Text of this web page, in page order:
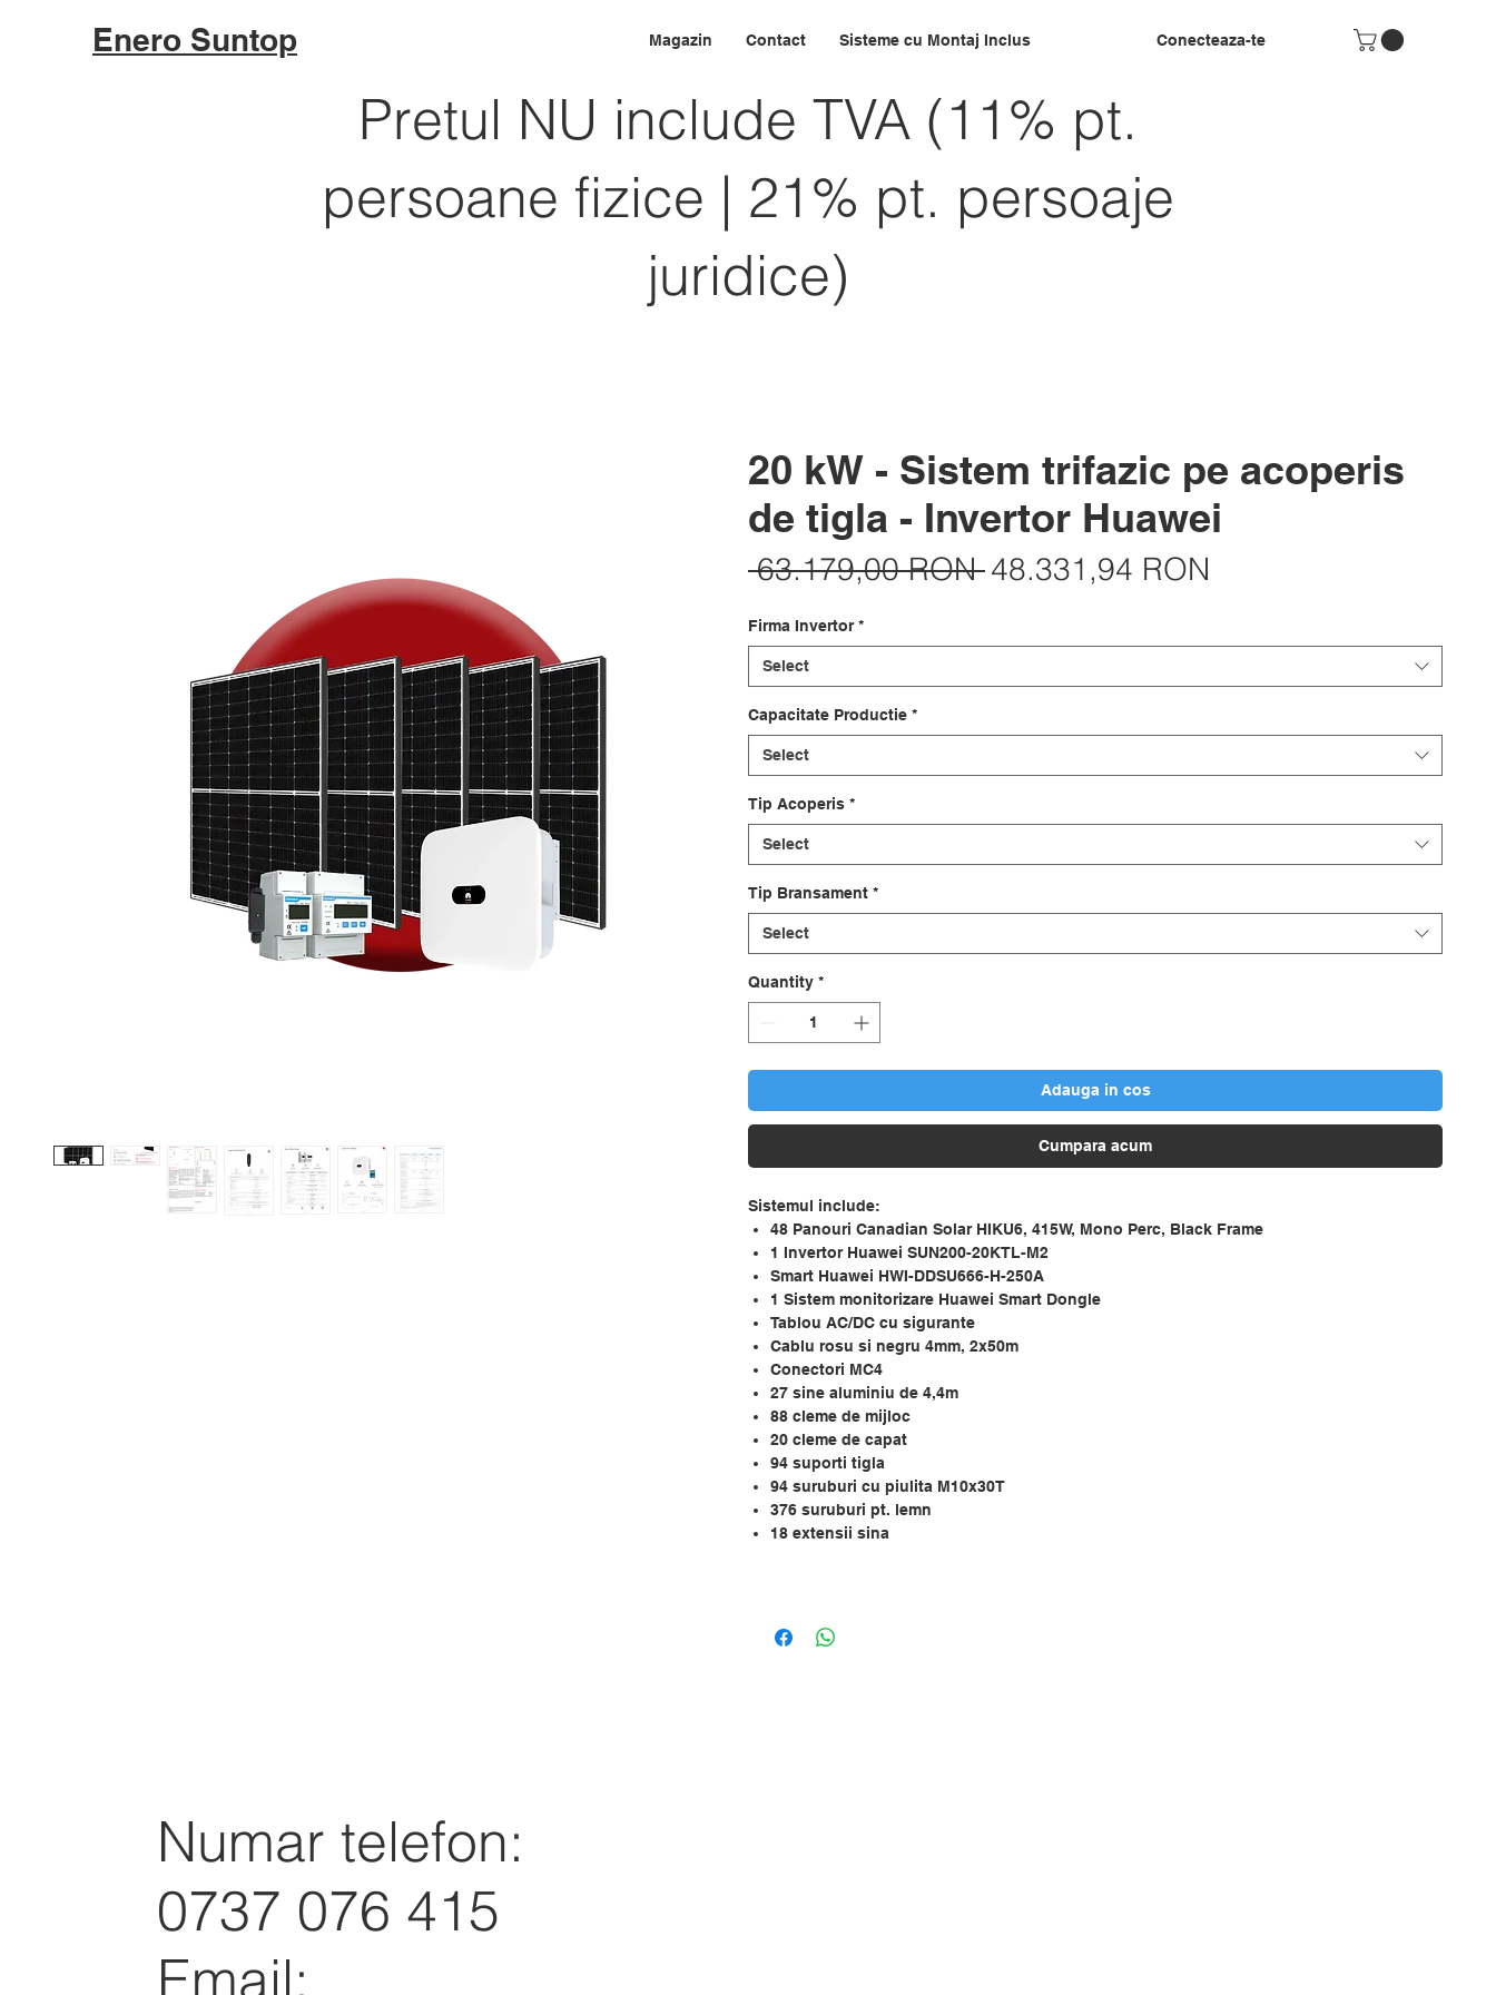
Enero Suntop Magazin Contact Sisteme cu Montaj Inclus Conecteaza-te
20 kW - Sistem trifazic pe acoperis
de tigla - Invertor Huawei
63.179,00 RON Regular
48.331,94 RON
Firma Invertor *
Select
Capacitate Productie *
Select
Tip Acoperis *
Select
Tip Bransament *
Select
Quantity *
Adauga in cos
Cumpara acum
Sistemul include:
48 Panouri Canadian Solar HIKU6, 415W, Mono Perc, Black Frame
1 Invertor Huawei SUN200-20KTL-M2
Smart Huawei HWI-DDSU666-H-250A
1 Sistem monitorizare Huawei Smart Dongle
Tablou AC/DC cu sigurante
Cablu rosu si negru 4mm, 2x50m
Conectori MC4
27 sine aluminiu de 4,4m
88 cleme de mijloc
20 cleme de capat
94 suporti tigla
94 suruburi cu piulita M10x30T
376 suruburi pt. lemn
18 extensii sina
Pretul NU include TVA (11% pt.
persoane fizice | 21% pt. persoaje
juridice)
Numar telefon:
0737 076 415
Email: